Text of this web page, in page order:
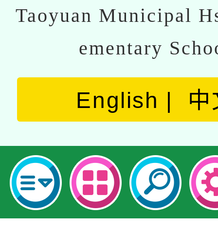
Taoyuan Municipal
ementary
English 中